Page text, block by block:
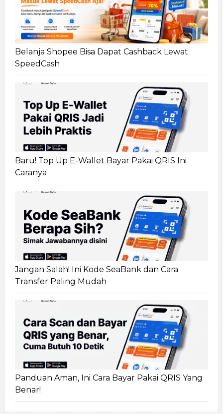
Belanja Shopee Bisa Dapat Cashback Lewat
SpeedCash
Baru! Top Up E-Wallet Bayar Pakai QRIS Ini
Caranya
Jangan Salah! Ini Kode SeaBank dan Cara
Transfer Paling Mudah
Panduan Aman, Ini Cara Bayar Pakai QRIS Yang
Benar!